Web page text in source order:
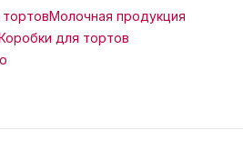
Молочная продукция
для тортов